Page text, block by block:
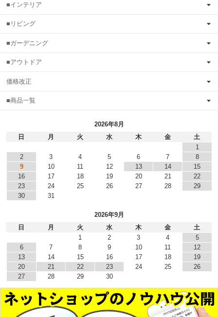
■インテリア
■リビング
■ガーデニング
■アウトドア
価格改正
■商品一覧
2026年8月
日
月 火 水 木 金
土
1
2
3 4 5 6 7
8
9
10 11 12 13 14
15
16
17 18 19 20 21
22
23
24 25 26 27 28
29
30
31
2026年9月
日
月 火 水 木 金
土
1
2 3 4
5
6
7 8 9 10 11
12
13
14 15 16 17 18
19
20
21 22 23 24 25
26
27
28 29 30